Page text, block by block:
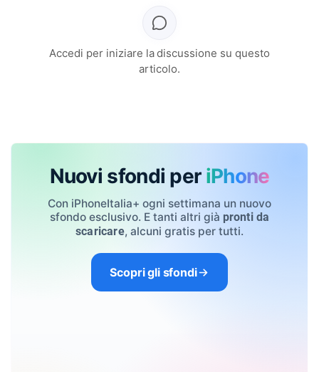
Accedi per iniziare la discussione su questo
articolo.
Nuovi sfondi per iPhone
Con iPhoneItalia+ ogni settimana un nuovo
sfondo esclusivo. E tanti altri già pronti da
scaricare, alcuni gratis per tutti.
Scopri gli sfondi